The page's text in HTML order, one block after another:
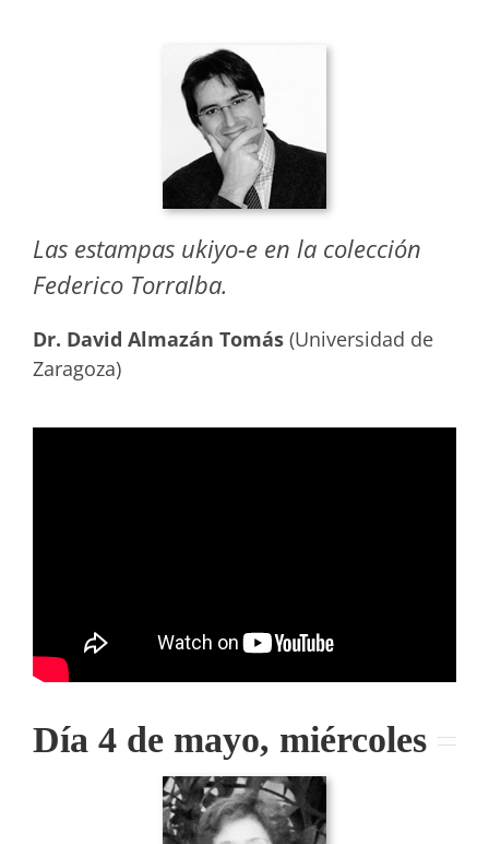
Las estampas ukiyo-e en la colección
Federico Torralba.
Dr. David Almazán Tomás (Universidad de
Zaragoza)
Día 4 de mayo, miércoles